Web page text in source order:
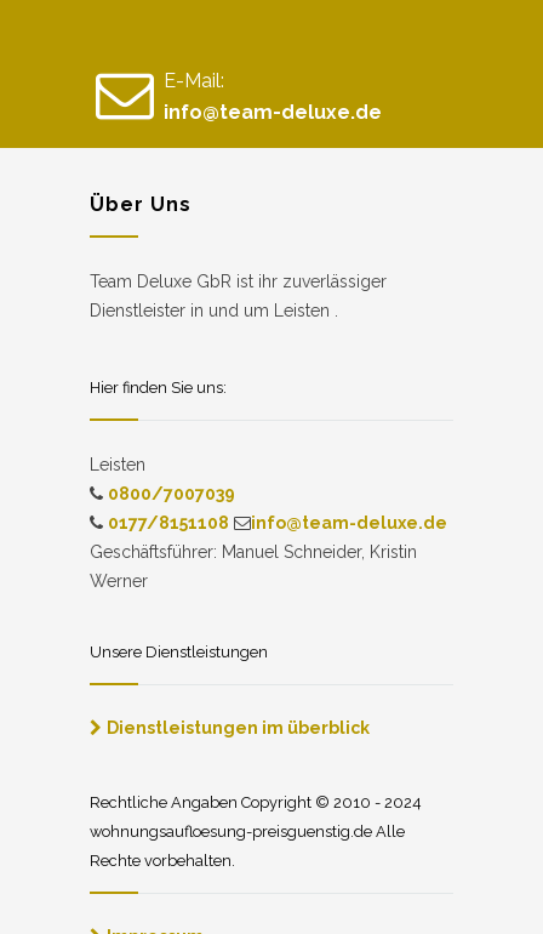
E-Mail:
info@team-deluxe.de
Über Uns
Team Deluxe GbR ist ihr zuverlässiger
Dienstleister in und um Leisten .
Hier finden Sie uns:
Leisten
0800/7007039
0177/8151108
info@team-deluxe.de
Geschäftsführer: Manuel Schneider, Kristin
Werner
Unsere Dienstleistungen
Dienstleistungen im überblick
Rechtliche Angaben Copyright © 2010 - 2024
wohnungsaufloesung-preisguenstig.de Alle
Rechte vorbehalten.